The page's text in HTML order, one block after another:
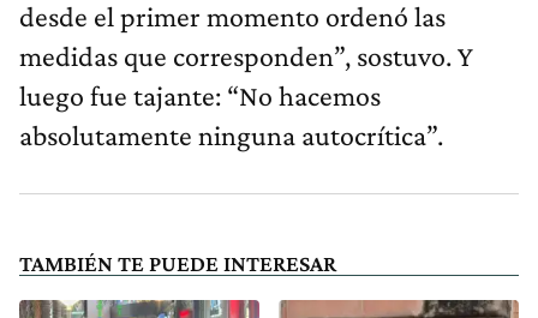
desde el primer momento ordenó las
medidas que corresponden”, sostuvo. Y
luego fue tajante: “No hacemos
absolutamente ninguna autocrítica”.
TAMBIÉN TE PUEDE INTERESAR